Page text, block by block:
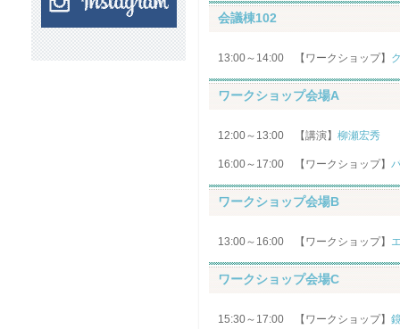
会議棟102
13:00～14:00 【ワークショップ】
ワークショップ会場A
12:00～13:00 【講演】 柳瀬宏秀
16:00～17:00 【ワークショップ】
ワークショップ会場B
13:00～16:00 【ワークショップ】
ワークショップ会場C
15:30～17:00 【ワークショップ】